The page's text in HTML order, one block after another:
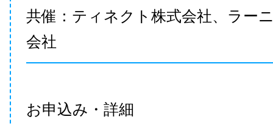
共催：ティネクト株式会社、ラー
会社
お申込み・詳細